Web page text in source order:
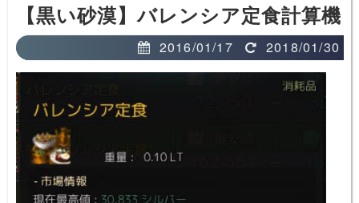
【黒い砂漠】バレンシア定食計算機
2016/01/17 2018/01/30